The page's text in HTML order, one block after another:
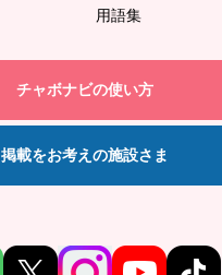
用語集
チャボナビの使い方
掲載をお考えの施設さま